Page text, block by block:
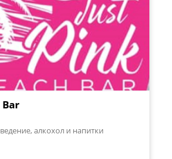
Bar
алкохол и напитки